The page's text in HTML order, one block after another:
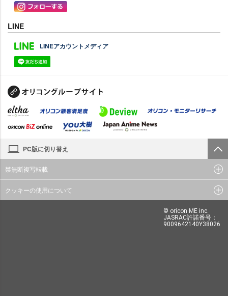
LINE
LINEアカウントメディア
PC版に切り替え
禁無断複写転載
クッキーの使用について
© oricon ME inc.
JASRAC許諾番号：
9009642140Y38026